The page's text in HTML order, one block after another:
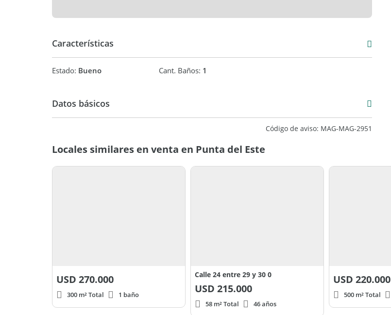
Características
Estado: Bueno Cant. Baños: 1
Datos básicos
Código de aviso: MAG-MAG-2951
Locales similares en venta en Punta del Este
USD 270.000
300 m² Total 1 baño
Calle 24 entre 29 y 30 0
USD 215.000
58 m² Total 46 años
USD 220.000
500 m² Total